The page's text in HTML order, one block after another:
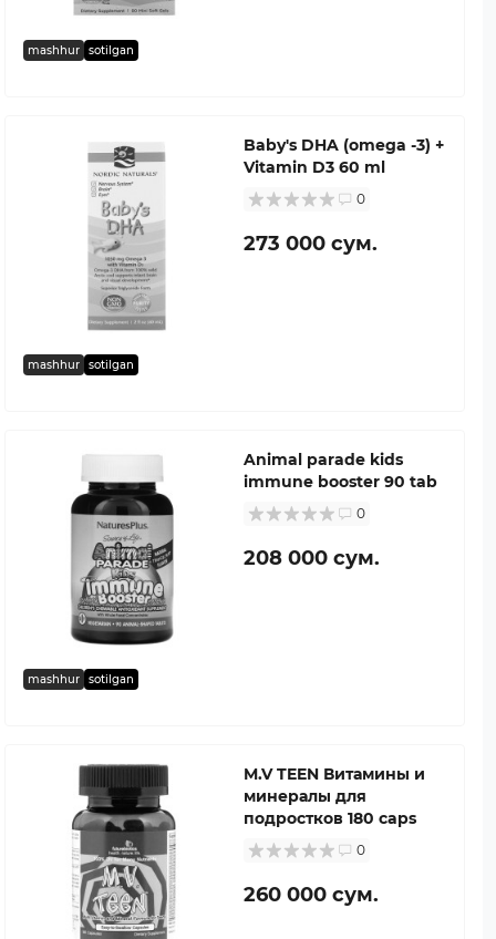
mashhur sotilgan
mashhur sotilgan
Baby's DHA (omega -3) +
Vitamin D3 60 ml
0
273 000 сум.
mashhur sotilgan
Animal parade kids
immune booster 90 tab
0
208 000 сум.
M.V TEEN Витамины и
минералы для
подростков 180 caps
0
260 000 сум.